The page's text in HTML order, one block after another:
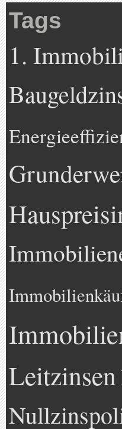
Tags
1.
Leitzinsen